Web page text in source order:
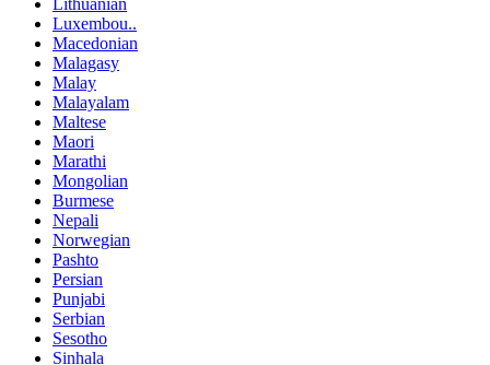
Luxembou..
Macedonian
Malagasy
Malay
Malayalam
Maltese
Maori
Marathi
Mongolian
Burmese
Nepali
Norwegian
Pashto
Persian
Punjabi
Serbian
Sesotho
Sinhala